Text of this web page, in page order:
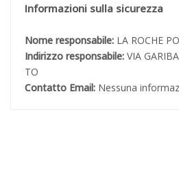
Informazioni sulla sicurezza
Nome responsabile: LA ROCHE
Indirizzo responsabile: VIA
TO
Contatto Email: Nessuna